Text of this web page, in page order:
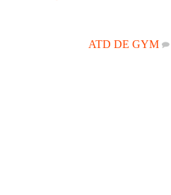
ATD DE GYM